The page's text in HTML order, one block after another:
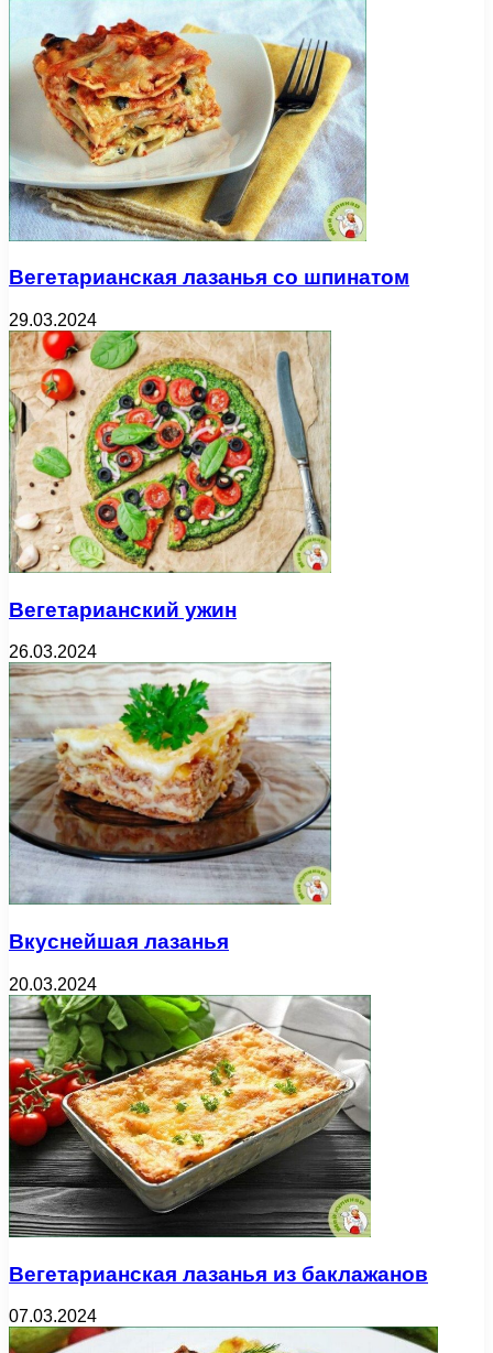
Вегетарианская лазанья со шпинатом
29.03.2024
Вегетарианский ужин
26.03.2024
Вкуснейшая лазанья
20.03.2024
Вегетарианская лазанья из баклажанов
07.03.2024